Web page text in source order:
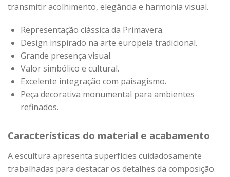
transmitir acolhimento, elegância e harmonia visual.
Representação clássica da Primavera.
Design inspirado na arte europeia tradicional.
Grande presença visual.
Valor simbólico e cultural.
Excelente integração com paisagismo.
Peça decorativa monumental para ambientes
refinados.
Características do material e acabamento
A escultura apresenta superfícies cuidadosamente
trabalhadas para destacar os detalhes da composição.